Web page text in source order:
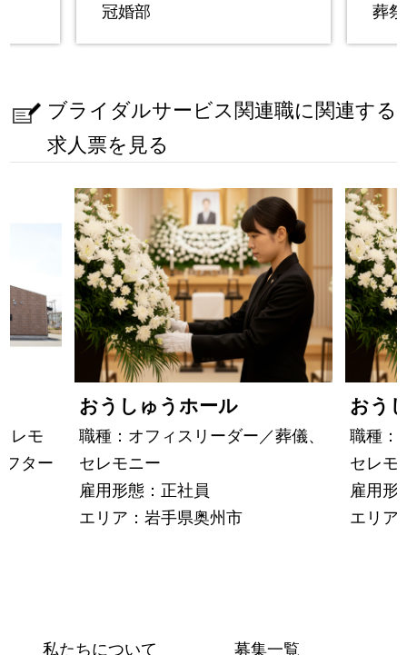
冠婚部 葬
ブライダルサービス関連職に関連する
求人票を見る
レモ
ター
おうしゅうホール
職種：オフィスリーダー／葬儀、
セレモニー
雇用形態：正社員
エリア：岩手県奥州市
おう
職種：
セレモ
雇用形
エリア
私たちについて 募集一覧